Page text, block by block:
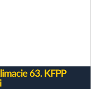
63. KFPP